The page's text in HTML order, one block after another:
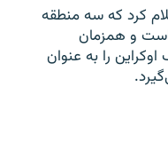
اردیبهشت اعلام کرد که سه منطقه
است و همزمان
را به عنوان